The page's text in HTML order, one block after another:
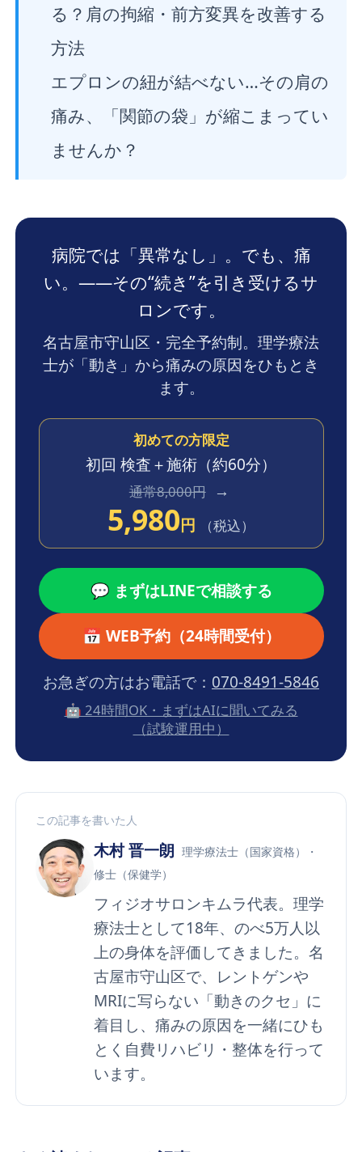
る？肩の拘縮・前方変異を改善する
方法
エプロンの紐が結べない…その肩の
痛み、「関節の袋」が縮こまってい
ませんか？
病院では「異常なし」。でも、痛
い。——その“続き”を引き受けるサ
ロンです。
名古屋市守山区・完全予約制。理学療法
士が「動き」から痛みの原因をひもとき
ます。
初めての方限定
初回 検査＋施術 （約60分）
通常8,000円 →
5,980円 （税込）
💬 まずはLINEで相談する
📅 WEB予約（24時間受付）
お急ぎの方はお電話で： 070-8491-5846
🤖 24時間OK・まずはAIに聞いてみる
（試験運用中）
この記事を書いた人
木村 晋一朗 理学療法士（国家資格）・
修士（保健学）
フィジオサロンキムラ代表。理学
療法士として18年、のべ5万人以
上の身体を評価してきました。名
古屋市守山区で、レントゲンや
MRIに写らない「動きのクセ」に
着目し、痛みの原因を一緒にひも
とく自費リハビリ・整体を行って
います。